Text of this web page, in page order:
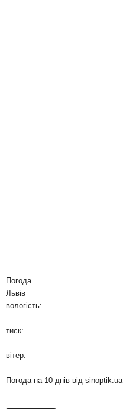
Погода
Львів
вологість:
тиск:
вітер:
Погода на 10 днів від sinoptik.ua